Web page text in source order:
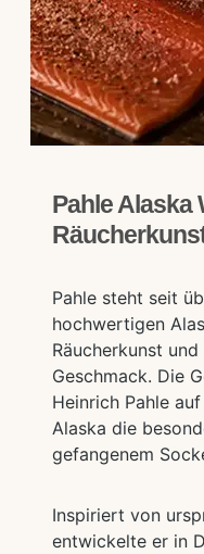
Pahle Alaska
Pahle steht seit
hochwertigen
Räucherkunst
Geschmack. Die
Heinrich Pahle
Alaska die
gefangenem
Inspiriert von
entwickelte er in